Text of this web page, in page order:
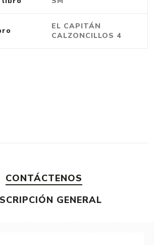
EL CAPITÁN
CALZONCILLOS 4
CONTÁCTENOS
GENERAL